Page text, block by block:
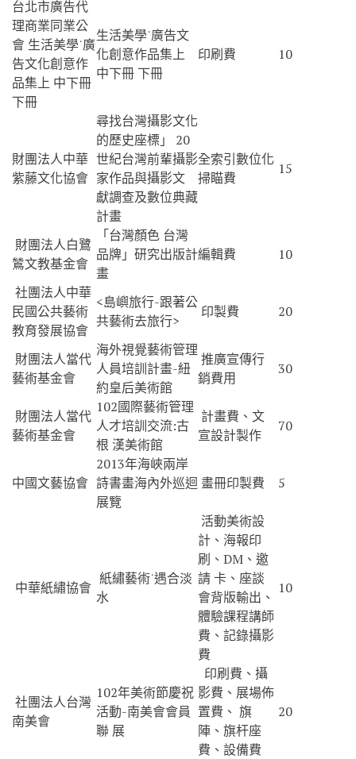
台北市廣告代
理商業同業公
會 生活美學˙廣
告文化創意作
品集上 中下冊
下冊
生活美學˙廣告文
化創意作品集上
中下冊 下冊
印刷費 10
財團法人中華
紫藤文化協會
尋找台灣攝影文化
的歷史座標」 20
世紀台灣前輩攝影
家作品與攝影文
獻調查及數位典藏
計畫
全索引數位化
掃瞄費
15
財團法人白鷺
鷥文教基金會
「台灣顏色 台灣
品牌」研究出版計
畫
編輯費 10
社團法人中華
民國公共藝術
教育發展協會
<島嶼旅行-跟著公
共藝術去旅行>
印製費 20
財團法人當代
藝術基金會
海外視覺藝術管理
人員培訓計畫-紐
約皇后美術館
推廣宣傳行
銷費用
30
財團法人當代
藝術基金會
102國際藝術管理
人才培訓交流:古
根 漢美術館
計畫費、文
宣設計製作
70
中國文藝協會
2013年海峽兩岸
詩書畫海內外巡迴
展覽
畫冊印製費 5
中華紙繡協會
紙繡藝術˙遇合淡
水
活動美術設
計、海報印
刷、DM、邀
請 卡、座談
會背版輸出、
體驗課程講師
費、記錄攝影
費
10
社團法人台灣
南美會
102年美術節慶祝
活動-南美會會員
聯 展
印刷費、攝
影費、展場佈
置費、 旗
陣、旗杆座
費、設備費
20